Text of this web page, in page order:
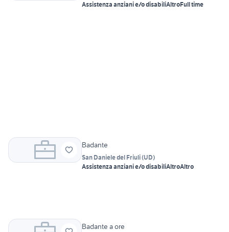
Assistenza anziani e/o disabiliAltroFull time
Badante
San Daniele del Friuli(UD)
Assistenza anziani e/o disabiliAltroAltro
Badante a ore